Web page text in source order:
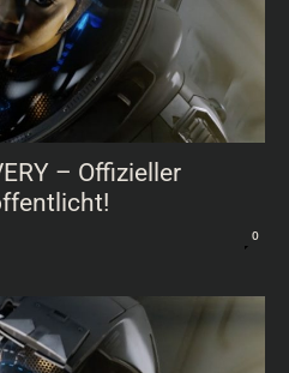
– Offizieller
0